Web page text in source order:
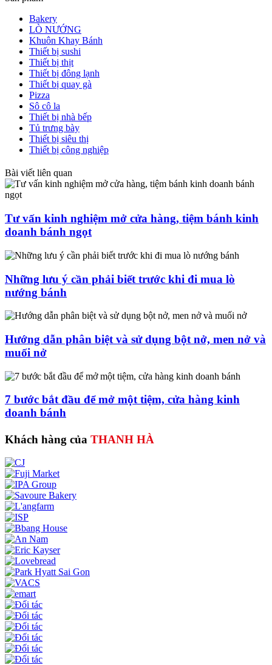
Bakery
LÒ NƯỚNG
Khuôn Khay Bánh
Thiết bị sushi
Thiết bị thịt
Thiết bị đông lạnh
Thiết bị quay gà
Pizza
Sô cô la
Thiết bị nhà bếp
Tủ trưng bày
Thiết bị siêu thị
Thiết bị công nghiệp
Bài viết liên quan
Tư vấn kinh nghiệm mở cửa hàng, tiệm bánh kinh
doanh bánh ngọt
Những lưu ý cần phải biết trước khi đi mua lò
nướng bánh
Hướng dẫn phân biệt và sử dụng bột nở, men nở và
muối nở
7 bước bắt đầu để mở một tiệm, cửa hàng kinh
doanh bánh
Khách hàng của THANH HÀ